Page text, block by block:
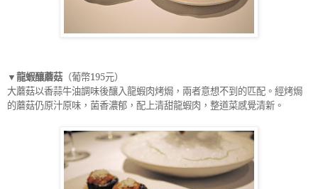
▼龍蝦釀蘑菇 （葡幣195元）
大蘑菇以香蒜牛油調味後釀入龍蝦肉烤焗，兩者意想不到的匹配。經烤焗
的蘑菇仍原汁原味，菌香濃郁，配上清甜龍蝦肉，整道菜感覺清新。